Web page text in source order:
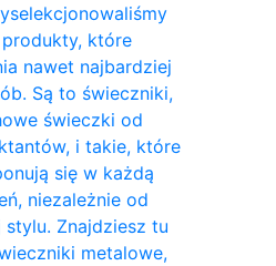
które
nawet najbardziej
Są to świeczniki,
świeczki od
i takie, które
się w każdą
niezależnie od
Znajdziesz tu
metalowe,